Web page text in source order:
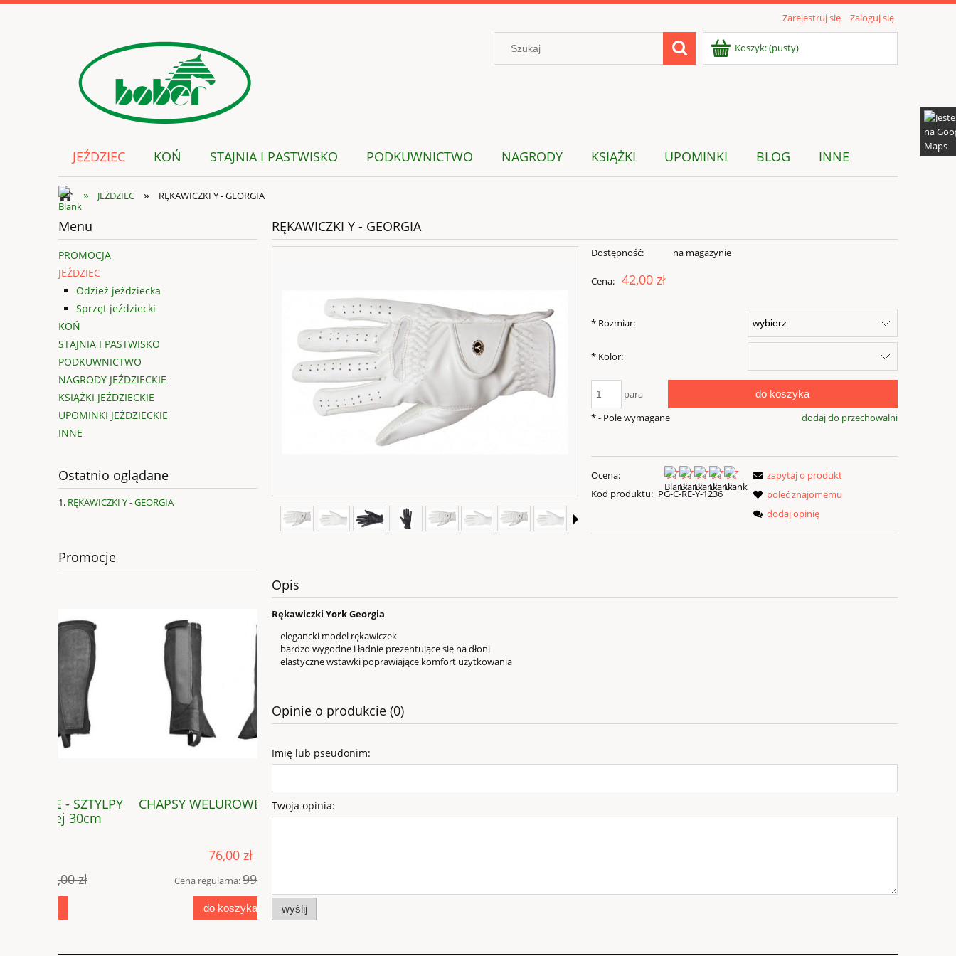
Zarejestruj się Zaloguj się
Koszyk:(pusty)
JEŹDZIEC KOŃ STAJNIA I PASTWISKO PODKUWNICTWO NAGRODY KSIĄŻKI UPOMINKI BLOG INNE
» JEŹDZIEC » RĘKAWICZKI Y - GEORGIA
Menu
PROMOCJA
JEŹDZIEC
Odzież jeździecka
Sprzęt jeździecki
KOŃ
STAJNIA I PASTWISKO
PODKUWNICTWO
NAGRODY JEŹDZIECKIE
KSIĄŻKI JEŹDZIECKIE
UPOMINKI JEŹDZIECKIE
INNE
Ostatnio oglądane
RĘKAWICZKI Y - GEORGIA
Promocje
CHAPSY WELUROWE - SZTYLPY
99,00 zł
CHAPSY WELUROWE - K
niewymiarowe (obw.38, wys.47)
RĘKAWICZKI Y - GEORGIA
Dostępność: na magazynie
Cena: 42,00 zł
* Rozmiar:
* Kolor:
para do koszyka
dodaj do przechowalni
*- Pole wymagane
Ocena:
Kod produktu: PG-C-RE-Y-1236
zapytaj o produkt
poleć znajomemu
dodaj opinię
Opis
Rękawiczki York Georgia
elegancki model rękawiczek
bardzo wygodne i ładnie prezentujące się na dłoni
elastyczne wstawki poprawiające komfort użytkowania
Opinie o produkcie (0)
Imię lub pseudonim:
Twoja opinia:
wyślij